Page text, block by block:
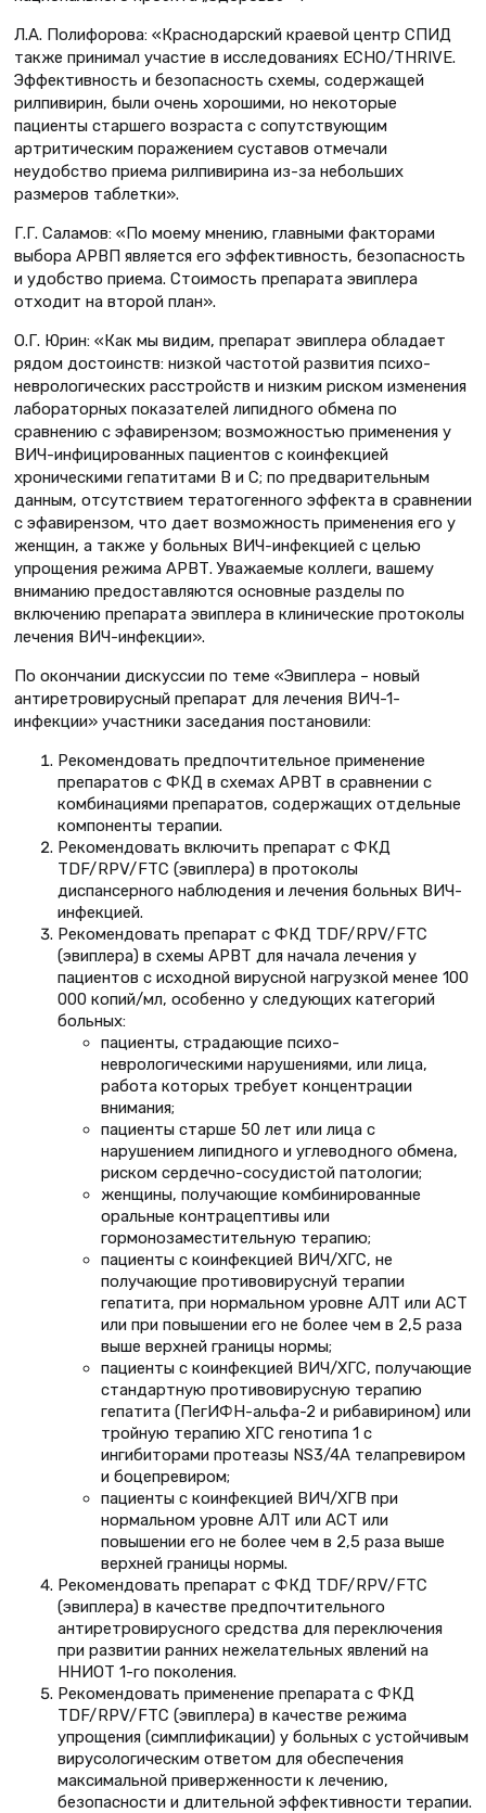
Л.А. Полифорова: «Краснодарский краевой центр СПИД
также принимал участие в исследованиях ECHO/THRIVE.
Эффективность и безопасность схемы, содержащей
рилпивирин, были очень хорошими, но некоторые
пациенты старшего возраста с сопутствующим
артритическим поражением суставов отмечали
неудобство приема рилпивирина из-за небольших
размеров таблетки».
Г.Г. Саламов: «По моему мнению, главными факторами
выбора АРВП является его эффективность, безопасность
и удобство приема. Стоимость препарата эвиплера
отходит на второй план».
О.Г. Юрин: «Как мы видим, препарат эвиплера обладает
рядом достоинств: низкой частотой развития психо-
неврологических расстройств и низким риском изменения
лабораторных показателей липидного обмена по
сравнению с эфавирензом; возможностью применения у
ВИЧ-инфицированных пациентов с коинфекцией
хроническими гепатитами В и С; по предварительным
данным, отсутствием тератогенного эффекта в сравнении
с эфавирензом, что дает возможность применения его у
женщин, а также у больных ВИЧ-инфекцией с целью
упрощения режима АРВТ. Уважаемые коллеги, вашему
вниманию предоставляются основные разделы по
включению препарата эвиплера в клинические протоколы
лечения ВИЧ-инфекции».
По окончании дискуссии по теме «Эвиплера – новый
антиретровирусный препарат для лечения ВИЧ-1-
инфекции» участники заседания постановили:
Рекомендовать предпочтительное применение
препаратов с ФКД в схемах АРВТ в сравнении с
комбинациями препаратов, содержащих отдельные
компоненты терапии.
Рекомендовать включить препарат с ФКД
TDF/RPV/FTC (эвиплера) в протоколы
диспансерного наблюдения и лечения больных ВИЧ-
инфекцией.
Рекомендовать препарат с ФКД TDF/RPV/FTC
(эвиплера) в схемы АРВТ для начала лечения у
пациентов с исходной вирусной нагрузкой менее 100
000 копий/мл, особенно у следующих категорий
больных:
пациенты, страдающие психо-
неврологическими нарушениями, или лица,
работа которых требует концентрации
внимания;
пациенты старше 50 лет или лица с
нарушением липидного и углеводного обмена,
риском сердечно-сосудистой патологии;
женщины, получающие комбинированные
оральные контрацептивы или
гормонозаместительную терапию;
пациенты с коинфекцией ВИЧ/ХГС, не
получающие противовируснуй терапии
гепатита, при нормальном уровне АЛТ или АСТ
или при повышении его не более чем в 2,5 раза
выше верхней границы нормы;
пациенты с коинфекцией ВИЧ/ХГС, получающие
стандартную противовирусную терапию
гепатита (ПегИФН-альфа-2 и рибавирином) или
тройную терапию ХГС генотипа 1 с
ингибиторами протеазы NS3/4A телапревиром
и боцепревиром;
пациенты с коинфекцией ВИЧ/ХГВ при
нормальном уровне АЛТ или АСТ или
повышении его не более чем в 2,5 раза выше
верхней границы нормы.
Рекомендовать препарат с ФКД TDF/RPV/FTC
(эвиплера) в качестве предпочтительного
антиретровирусного средства для переключения
при развитии ранних нежелательных явлений на
ННИОТ 1-го поколения.
Рекомендовать применение препарата с ФКД
TDF/RPV/FTC (эвиплера) в качестве режима
упрощения (симплификации) у больных с устойчивым
вирусологическим ответом для обеспечения
максимальной приверженности к лечению,
безопасности и длительной эффективности терапии.